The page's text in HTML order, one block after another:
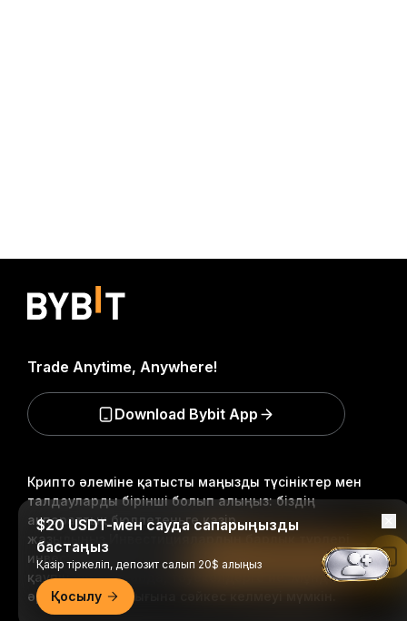
Крипто әлеміне қатысты маңызды түсініктер мен
талдауларды бірінші болып алыңыз: біздің
ақпараттық бюллетеньге қазір
жазылыңыз.
инвестицияланған соманың барлығын жоғалту
қаупін қоса алғанда, тәуекелдерге ие. Мұндай
әрекеттер барлығына сәйкес келмеуі мүмкін.
Trade Anytime, Anywhere!
Download Bybit App
$20 USDT-мен сауда сапарыңызды
бастаңыз
Қазір тіркеліп, депозит салып 20$ алыңыз
Қосылу
Bybit қолданбасында оқу